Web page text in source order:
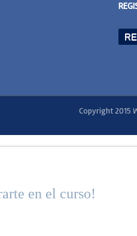
Copyright 2015
en el curso!